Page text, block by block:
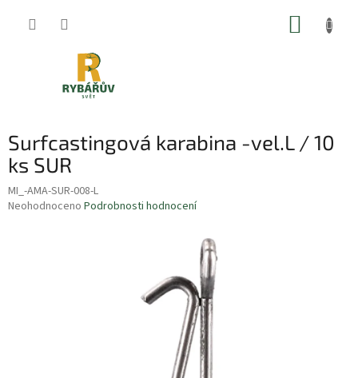
Surfcastingová karabina -vel.L / 10
ks SUR
MI_-AMA-SUR-008-L
Průměrné
Neohodnoceno Podrobnosti hodnocení